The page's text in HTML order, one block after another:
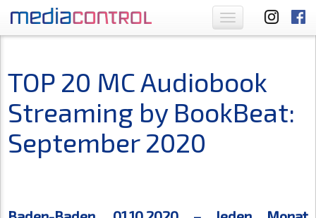
Toggle
navigation
TOP 20 MC Audiobook
Streaming by BookBeat:
September 2020